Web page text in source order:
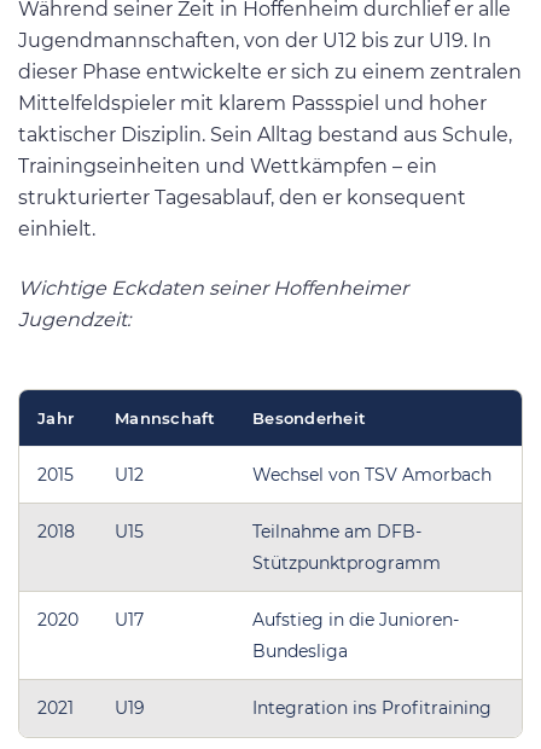
Während seiner Zeit in Hoffenheim durchlief er alle
Jugendmannschaften, von der U12 bis zur U19. In
dieser Phase entwickelte er sich zu einem zentralen
Mittelfeldspieler mit klarem Passspiel und hoher
taktischer Disziplin. Sein Alltag bestand aus Schule,
Trainingseinheiten und Wettkämpfen – ein
strukturierter Tagesablauf, den er konsequent
einhielt.
Wichtige Eckdaten seiner Hoffenheimer
Jugendzeit:
Jahr Mannschaft Besonderheit
2015 U12 Wechsel von TSV Amorbach
2018 U15
Teilnahme am DFB-
Stützpunktprogramm
2020 U17
Aufstieg in die Junioren-
Bundesliga
2021 U19 Integration ins Profitraining